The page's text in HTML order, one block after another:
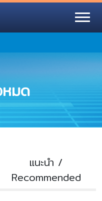
หมด
แนะนำ /
Recommended